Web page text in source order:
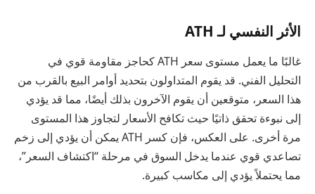
الأثر النفسي لـ ATH
غالبًا ما يعمل مستوى سعر ATH كحاجز مقاومة قوي في
التحليل الفني. قد يقوم المتداولون بتحديد أوامر البيع بالقرب من
هذا السعر، متوقعين أن يقوم الآخرون بذلك أيضًا، مما قد يؤدي
إلى نبوءة تحقق ذاتيًا حيث تكافح الأسعار لتجاوز هذا المستوى
مرة أخرى. على العكس، فإن كسر ATH يمكن أن يؤدي إلى زخم
تصاعدي قوي عندما يدخل السوق في مرحلة “اكتشاف السعر”،
مما يحتملاً يؤدي إلى مكاسب كبيرة.